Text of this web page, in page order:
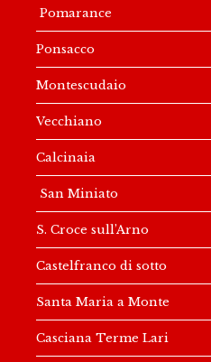
Pomarance
Ponsacco
Montescudaio
Vecchiano
Calcinaia
San Miniato
S. Croce sull’Arno
Castelfranco di sotto
Santa Maria a Monte
Casciana Terme Lari